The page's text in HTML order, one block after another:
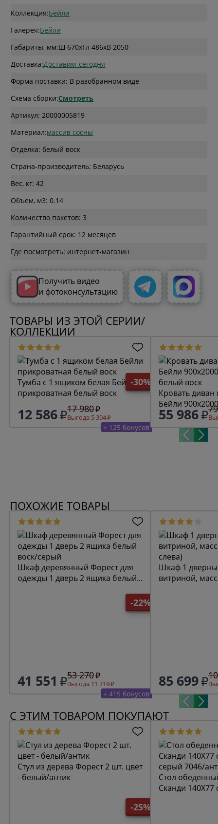
Коллекция:Бейли
Галерея:Бейли
Габариты, мм:Ш 670xГл 486xВ 2050
Доставка:Доставим_сегодня
Форма поставки: В разобранном виде
Схема сборки:Смотреть
Артикул: 20000005819
Материал:массив сосны
Отделка: белый воск
Страна-производитель: Беларусь
Вес, кг: 42
Объем, м3: 0.14
Количество пакетов: 3
Гарантийный срок: 12 месяцев
Где посмотреть: интернет-магазин
Получить видео
и фотоконсультацию
ТОВАРЫ ИЗ ЭТОЙ СЕРИИ/
КОЛЛЕКЦИИ
-30%
Тумба с 1 ящиком белая Бейли
прикроватная белый воск
12 586 17 980
Выгода 5 394
+ 125 бонусов
Кровать
Бейли
белый воск
55 986
ПОХОЖИЕ ТОВАРЫ
-22%
Шкаф деревянный Форест для
одежды 1 дверь 2 ящика белый
41 551 53 270
Выгода 11 719
+ 415 бонусов
Шкаф 1
витриной,
85 699
С ЭТИМ ТОВАРОМ ПОКУПАЮТ
-25%
Стул из дерева Форест 2 шт. цвет
- белый/антик
Стол
Сканди 140Х77